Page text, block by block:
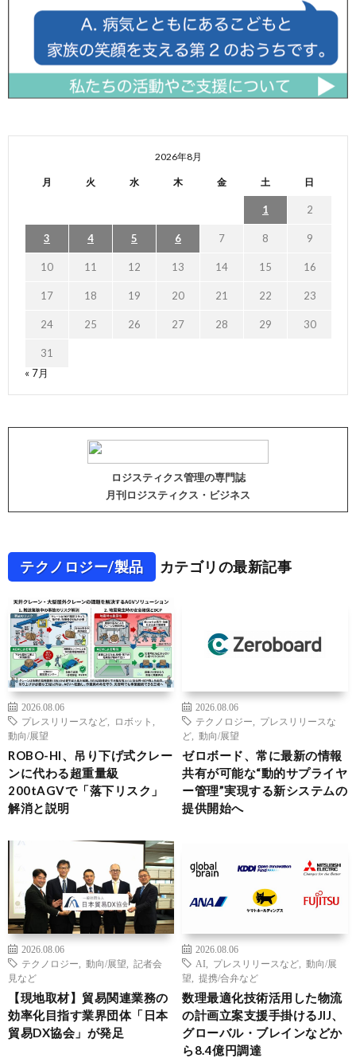
2026年8月
月 火 水 木 金 土 日
1 2
3 4 5 6 7 8 9
10 11 12 13 14 15 16
17 18 19 20 21 22 23
24 25 26 27 28 29 30
31
« 7月
ロジスティクス管理の専門誌
月刊ロジスティクス・ビジネス
テクノロジー/製品 カテゴリの最新記事
2026.08.06
プレスリリースなど
ロボット
動向/展望
ROBO-HI、吊り下げ式クレー
ンに代わる超重量級
200tAGVで「落下リスク」
解消と説明
2026.08.06
テクノロジー
プレスリリースな
ど
動向/展望
ゼロボード、常に最新の情報
共有が可能な“動的サプライヤ
ー管理”実現する新システムの
提供開始へ
2026.08.06
テクノロジー
動向/展望
記者会
見など
【現地取材】貿易関連業務の
効率化目指す業界団体「日本
貿易DX協会」が発足
2026.08.06
AI
プレスリリースなど
動向/展
望
提携/合弁など
数理最適化技術活用した物流
の計画立案支援手掛けるJIJ、
グローバル・ブレインなどか
ら8.4億円調達